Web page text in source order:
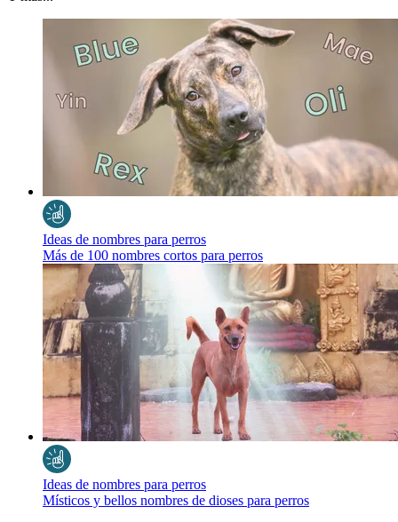
Ideas de nombres para perros
Más de 100 nombres cortos para perros
Ideas de nombres para perros
Místicos y bellos nombres de dioses para perros